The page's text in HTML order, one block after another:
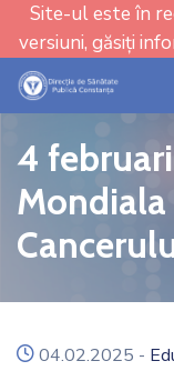
Site-ul este în
versiuni, găsiți
4
icon
04.02.2025 -